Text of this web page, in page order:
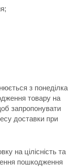
з понеділка
товару на
запропонувати
доставки при
на цілісність та
пошкодження